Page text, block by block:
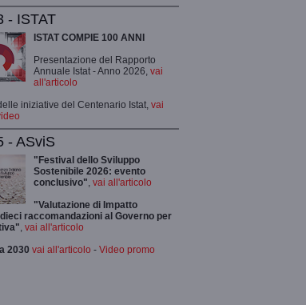
- ISTAT
ISTAT COMPIE 100 ANNI
Presentazione del Rapporto
Annuale Istat - Anno 2026, vai
all'articolo
iniziative del Centenario Istat, vai
- ASviS
"Festival dello Sviluppo
Sostenibile 2026: evento
conclusivo", vai all'articolo
"Valutazione di Impatto
raccomandazioni al Governo per
, vai all'articolo
2030 vai all'articolo - Video promo